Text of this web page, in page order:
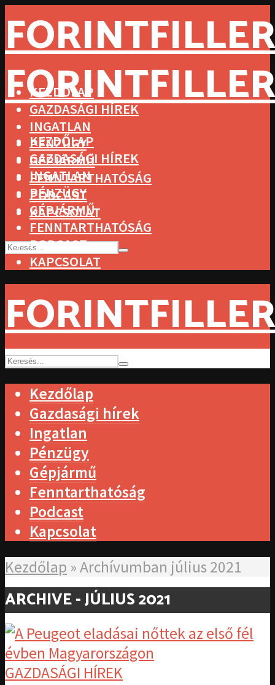
KEZDŐLAP
GAZDASÁGI HÍREK
INGATLAN
PÉNZÜGY
GÉPJÁRMŰ
FENNTARTHATÓSÁG
PODCAST
KAPCSOLAT
KEZDŐLAP
GAZDASÁGI HÍREK
INGATLAN
PÉNZÜGY
GÉPJÁRMŰ
FENNTARTHATÓSÁG
PODCAST
KAPCSOLAT
Kezdőlap
Gazdasági hírek
Ingatlan
Pénzügy
Gépjármű
Fenntarthatóság
Podcast
Kapcsolat
Kezdőlap »Archívumban július 2021
ARCHIVE - JÚLIUS 2021
GAZDASÁGI HÍREK